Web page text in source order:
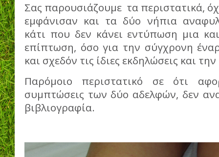
Σας παρουσιάζουμε τα περιστατικά,
εμφάνισαν και τα δύο νήπια
κάτι που δεν κάνει εντύπωση μια
επίπτωση, όσο για την σύγχρονη
και σχεδόν τις ίδιες εκδηλώσεις και
Παρόμοιο περιστατικό σε ότι
συμπτώσεις των δύο αδελφών, δεν
βιβλιογραφία.